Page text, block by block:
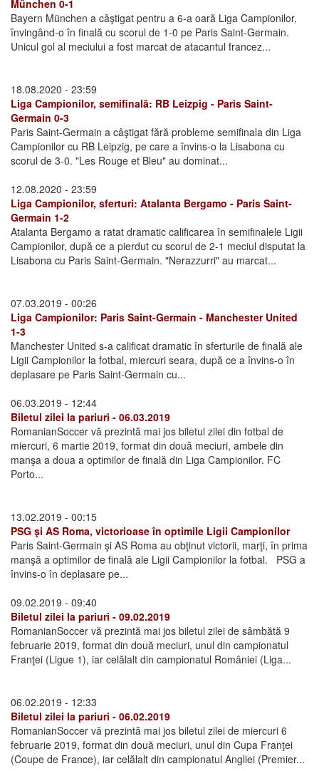
München 0-1
Bayern München a câştigat pentru a 6-a oară Liga Campionilor,
învingând-o în finală cu scorul de 1-0 pe Paris Saint-Germain.
Unicul gol al meciului a fost marcat de atacantul francez...
18.08.2020 - 23:59
Liga Campionilor, semifinală: RB Leizpig - Paris Saint-
Germain 0-3
Paris Saint-Germain a câştigat fără probleme semifinala din Liga
Campionilor cu RB Leipzig, pe care a învins-o la Lisabona cu
scorul de 3-0. "Les Rouge et Bleu" au dominat...
12.08.2020 - 23:59
Liga Campionilor, sferturi: Atalanta Bergamo - Paris Saint-
Germain 1-2
Atalanta Bergamo a ratat dramatic calificarea în semifinalele Ligii
Campionilor, după ce a pierdut cu scorul de 2-1 meciul disputat la
Lisabona cu Paris Saint-Germain. "Nerazzurri" au marcat...
07.03.2019 - 00:26
Liga Campionilor: Paris Saint-Germain - Manchester United
1-3
Manchester United s-a calificat dramatic în sferturile de finală ale
Ligii Campionilor la fotbal, miercuri seara, după ce a învins-o în
deplasare pe Paris Saint-Germain cu...
06.03.2019 - 12:44
Biletul zilei la pariuri - 06.03.2019
RomanianSoccer vă prezintă mai jos biletul zilei din fotbal de
miercuri, 6 martie 2019, format din două meciuri, ambele din
manşa a doua a optimilor de finală din Liga Campionilor. FC
Porto...
13.02.2019 - 00:15
PSG şi AS Roma, victorioase în optimile Ligii Campionilor
Paris Saint-Germain şi AS Roma au obţinut victorii, marţi, în prima
manşă a optimilor de finală ale Ligii Campionilor la fotbal. PSG a
învins-o în deplasare pe...
09.02.2019 - 09:40
Biletul zilei la pariuri - 09.02.2019
RomanianSoccer vă prezintă mai jos biletul zilei de sâmbătă 9
februarie 2019, format din două meciuri, unul din campionatul
Franţei (Ligue 1), iar celălalt din campionatul României (Liga...
06.02.2019 - 12:33
Biletul zilei la pariuri - 06.02.2019
RomanianSoccer vă prezintă mai jos biletul zilei de miercuri 6
februarie 2019, format din două meciuri, unul din Cupa Franţei
(Coupe de France), iar celălalt din campionatul Angliei (Premier...